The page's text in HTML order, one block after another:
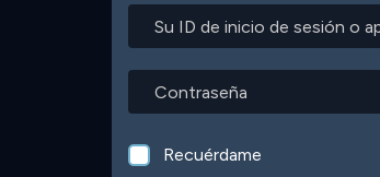
inicio
sesión
o
apodoRecuérdame